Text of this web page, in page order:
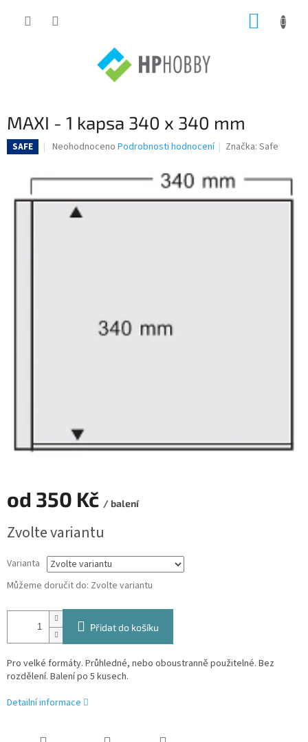
MAXI - 1 kapsa 340 x 340 mm
SAFE
Průměrné
je
0,0
Neohodnoceno Podrobnosti hodnocení Značka:Safe
od 350 Kč / balení
cena:
Zvolte variantu
Varianta
Můžeme doručit do: Zvolte variantu
Přidat do košíku
Pro velké formáty. Průhledné, nebo oboustranně použitelné. Bez
rozdělení. Balení po 5 kusech.
Detailní informace